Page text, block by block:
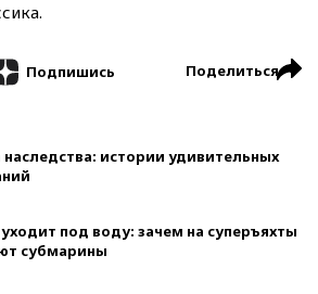
Подпишись Поделиться
наследства: истории удивительных
уходит под воду: зачем на суперъяхты
субмарины